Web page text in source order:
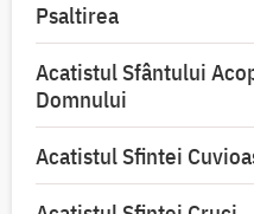
Psaltirea
Acatistul Sfântului
Domnului
Acatistul Sfintei